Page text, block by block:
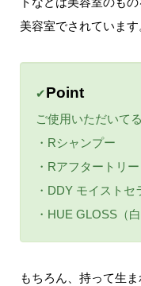
美容室でされています
✔Point
ご使用いただいて
・Rシャンプー
・Rアフタートリ
・DDY モイストセ
・HUE GLOSS（白
もちろん、持って生